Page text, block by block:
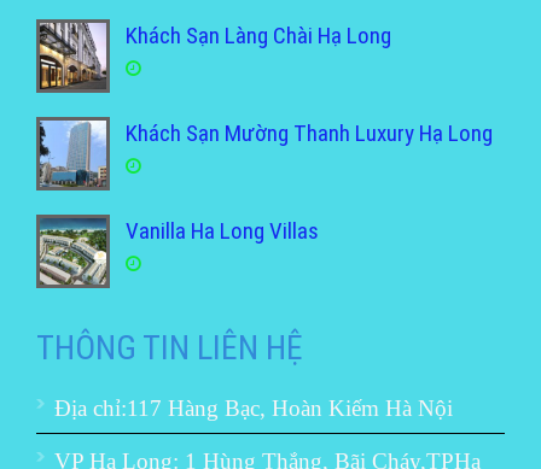
Khách Sạn Làng Chài Hạ Long
Khách Sạn Mường Thanh Luxury Hạ Long
Vanilla Ha Long Villas
THÔNG TIN LIÊN HỆ
Địa chỉ:117 Hàng Bạc, Hoàn Kiếm Hà Nội
VP Hạ Long: 1 Hùng Thắng, Bãi Cháy,TPHạ